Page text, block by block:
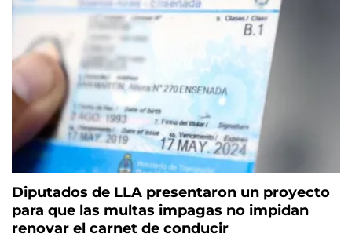
Diputados de LLA presentaron un proyecto
para que las multas impagas no impidan
renovar el carnet de conducir